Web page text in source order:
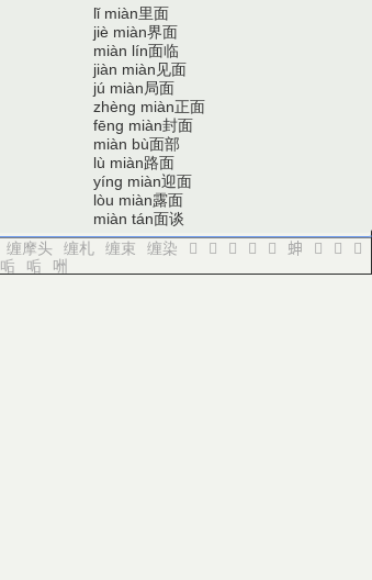
lǐ miàn里面
jiè miàn界面
miàn lín面临
jiàn miàn见面
jú miàn局面
zhèng miàn正面
fēng miàn封面
miàn bù面部
lù miàn路面
yíng miàn迎面
lòu miàn露面
miàn tán面谈
缠摩头 缠札 缠束 缠染 𧊆 𧊇 𧊈 𧊉 𧊊 𧊋 𧊌 𧊍 𧊎
㖃 㖃 㖄